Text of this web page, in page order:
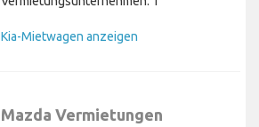
Kia-Mietwagen anzeigen
Mazda Vermietungen